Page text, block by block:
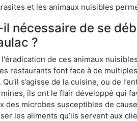
et les animaux nuisibles
nécessaire de se
?
de ces animaux
restaurants font face à de
s’agisse de la cuisine, ou de
ils ont le flair développé qui
des microbes susceptibles de
les aliments qu’ils servent aux